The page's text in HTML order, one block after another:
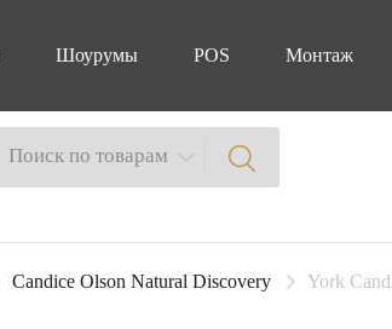
Шоурумы POS Монтаж
Поиск по товарам
Candice Olson Natural Discovery York